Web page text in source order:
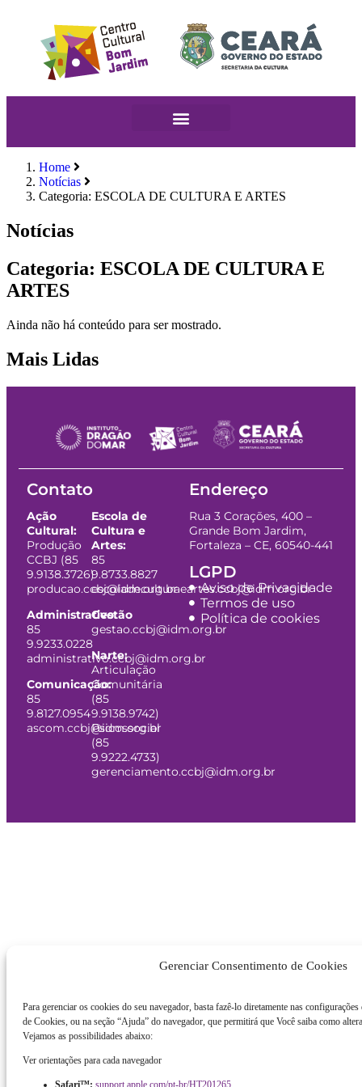
Gerenciar Consentimento de Cookies
Para gerenciar os cookies do seu navegador, basta fazê-lo diretamente nas configurações
de Cookies, ou na seção “Ajuda” do navegador, que permitirá que Você saiba como
Vejamos as possibilidades abaixo:
Ver orientações para cada navegador
Safari™: support.apple.com/pt-br/HT201265
Home
Notícias
Categoria: ESCOLA DE CULTURA E ARTES
Notícias
Categoria: ESCOLA DE CULTURA E
ARTES
Ainda não há conteúdo para ser mostrado.
Mais Lidas
Contato
Ação
Cultural:
Produção
CCBJ (85
9.9138.3726)
producao.ccbj@idm.org.br
Administrativo:
85
9.9233.0228
administrativo.ccbj@idm.org.br
Comunicação:
85
9.8127.0954
ascom.ccbj@idm.org.br
Escola de
Cultura e
Artes:
85
9.8733.8827
escoladeculturaeartes.ccbj@idm.org.br
Gestão
gestao.ccbj@idm.org.br
Narte:
Articulação
Comunitária
(85
9.9138.9742)
Psicossocial
(85
9.9222.4733)
gerenciamento.ccbj@idm.org.br
Endereço
Rua 3 Corações, 400 –
Grande Bom Jardim,
Fortaleza – CE, 60540-441
LGPD
Aviso de Privacidade
Termos de uso
Política de cookies